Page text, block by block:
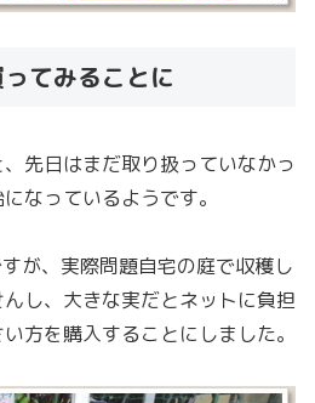
てみることに
先日はまだ取り扱っていなかっ
なっているようです。
が、実際問題自宅の庭で収穫し
し、大きな実だとネットに負担
方を購入することにしました。